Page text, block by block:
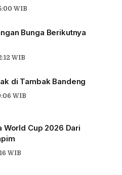
WIB
Bunga Berikutnya
WIB
di Tambak Bandeng
WIB
World Cup 2026 Dari
WIB